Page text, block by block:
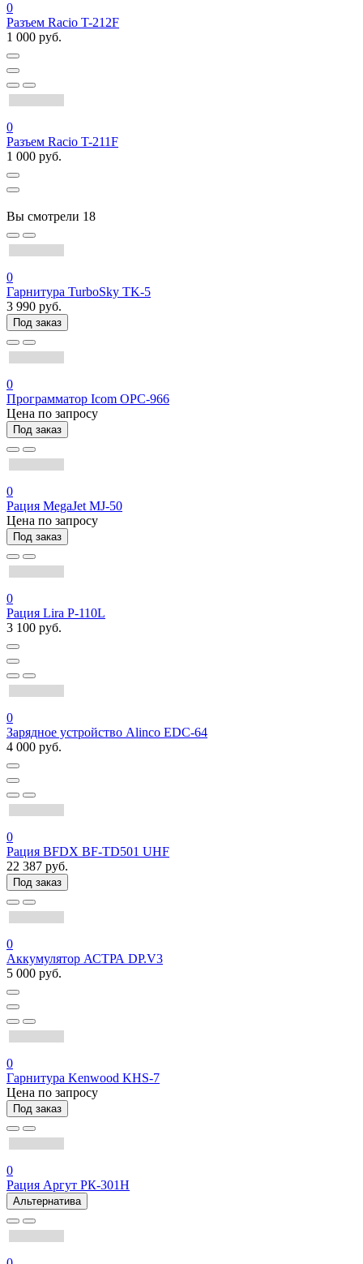
0
Разъем Racio T-212F
1 000 руб.
0
Разъем Racio T-211F
1 000 руб.
Вы смотрели 18
0
Гарнитура TurboSky TK-5
3 990 руб.
Под заказ
0
Программатор Icom OPC-966
Цена по запросу
Под заказ
0
Рация MegaJet MJ-50
Цена по запросу
Под заказ
0
Рация Lira P-110L
3 100 руб.
0
Зарядное устройство Alinco EDC-64
4 000 руб.
0
Рация BFDX BF-TD501 UHF
22 387 руб.
Под заказ
0
Аккумулятор АСТРА DP.V3
5 000 руб.
0
Гарнитура Kenwood KHS-7
Цена по запросу
Под заказ
0
Рация Аргут РК-301Н
Альтернатива